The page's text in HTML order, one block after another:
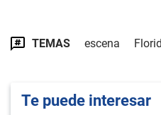
TEMAS escena
Te puede interesar